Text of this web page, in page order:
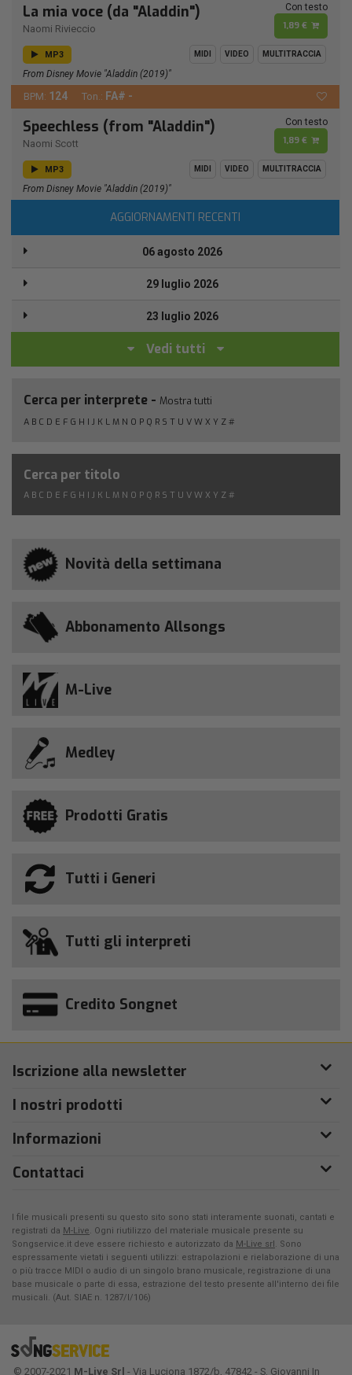
La mia voce (da "Aladdin")
Naomi Rivieccio
Con testo
1,89 €
MP3 MIDI VIDEO MULTITRACCIA
From Disney Movie "Aladdin (2019)"
BPM: 124 Ton.: FA# -
Speechless (from "Aladdin")
Naomi Scott
Con testo
1,89 €
MP3 MIDI VIDEO MULTITRACCIA
From Disney Movie "Aladdin (2019)"
AGGIORNAMENTI RECENTI
06 agosto 2026
29 luglio 2026
23 luglio 2026
Vedi tutti
Cerca per interprete - Mostra tutti
A B C D E F G H I J K L M N O P Q R S T U V W X Y Z #
Cerca per titolo
A B C D E F G H I J K L M N O P Q R S T U V W X Y Z #
Novità della settimana
Abbonamento Allsongs
M-Live
Medley
Prodotti Gratis
Tutti i Generi
Tutti gli interpreti
Credito Songnet
Iscrizione alla newsletter
I nostri prodotti
Informazioni
Contattaci
I file musicali presenti su questo sito sono stati interamente suonati, cantati e
registrati da M-Live. Ogni riutilizzo del materiale musicale presente su
Songservice.it deve essere richiesto e autorizzato da M-Live srl . Sono
espressamente vietati i seguenti utilizzi: estrapolazioni e rielaborazione di una
o più tracce MIDI o audio di un singolo brano musicale, registrazione di una
base musicale o parte di essa, estrazione del testo presente all'interno dei file
musicali. (Aut. SIAE n. 1287/I/106)
© 2007-2021 M-Live Srl - Via Luciona 1872/b, 47842 - S. Giovanni In